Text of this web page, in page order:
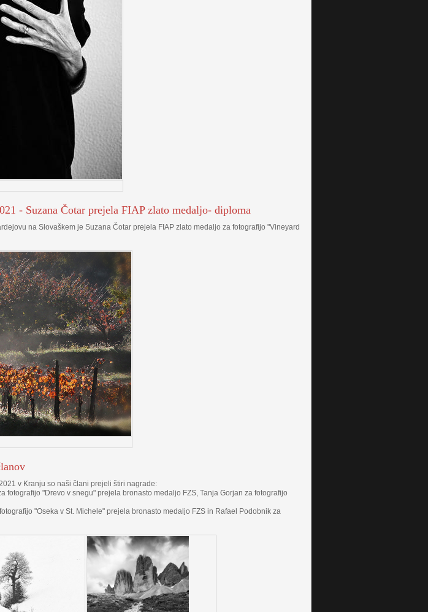
- Suzana Čotar prejela FIAP zlato medaljo- diploma
na Slovaškem je Suzana Čotar prejela FIAP zlato medaljo za fotografijo "Vineyard
v Kranju so naši člani prejeli štiri nagrade:
fotografijo "Drevo v snegu" prejela bronasto medaljo FZS, Tanja Gorjan za fotografijo
"Oseka v St. Michele" prejela bronasto medaljo FZS in Rafael Podobnik za